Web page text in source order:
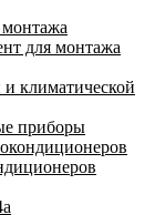
для монтажа
климатической
приборы